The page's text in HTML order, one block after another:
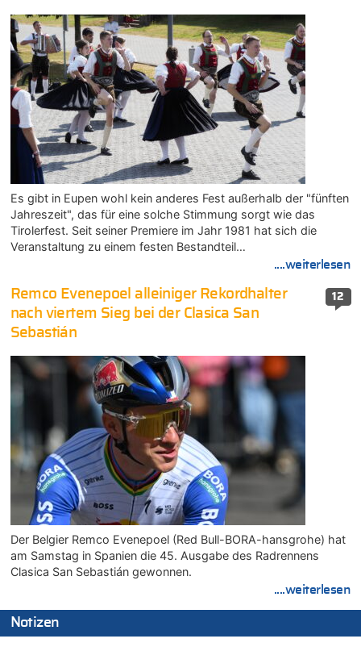
Es gibt in Eupen wohl kein anderes Fest außerhalb der "fünften
Jahreszeit", das für eine solche Stimmung sorgt wie das
Tirolerfest. Seit seiner Premiere im Jahr 1981 hat sich die
Veranstaltung zu einem festen Bestandteil…
....weiterlesen
12
Remco Evenepoel alleiniger Rekordhalter
nach viertem Sieg bei der Clasica San
Sebastián
Der Belgier Remco Evenepoel (Red Bull-BORA-hansgrohe) hat
am Samstag in Spanien die 45. Ausgabe des Radrennens
Clasica San Sebastián gewonnen.
....weiterlesen
Notizen